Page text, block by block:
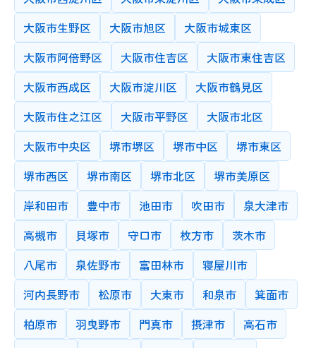
対面指導時に交通費を抑えるなど、近隣の先生を希望される場合
にご利用ください
高校
中学校
小学校
その他
最終学歴の卒業証書や証明書の確認が取れている先生に絞って検
索します
指定しない
3か月以内
1年以内
3年以内
年齢
10代
20代 30代 40代 50代 60代
登録時もしくは情報更新時の年齢をもとに検索できます
最終学歴証明
あり
最終学歴の卒業証書や証明書の確認が取れている先生に絞って検
索します
MBTI
教師の書画(手元) カメラの保有状況
キーワード
●●と●●を対象にキーワード検索をおこないます
教師ID
完全に一致する教師IDを検索します。
検索条件をクリア
検索する
大阪市生野区
大阪市旭区
大阪市城東区
大阪市阿倍野区
大阪市住吉区
大阪市東住吉区
大阪市西成区
大阪市淀川区
大阪市鶴見区
大阪市住之江区
大阪市平野区
大阪市北区
大阪市中央区
堺市堺区 堺市中区
堺市東区
堺市西区
堺市南区 堺市北区
堺市美原区
岸和田市
豊中市 池田市 吹田市
泉大津市
高槻市
貝塚市 守口市 枚方市
茨木市
八尾市
泉佐野市 富田林市
寝屋川市
河内長野市
松原市 大東市 和泉市
箕面市
柏原市
羽曳野市 門真市 摂津市
高石市